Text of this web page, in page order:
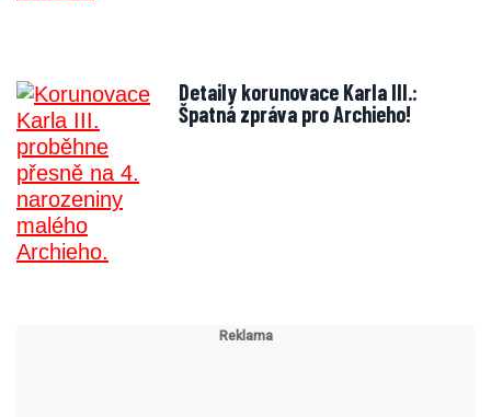
Detaily korunovace Karla III.:
Špatná zpráva pro Archieho!